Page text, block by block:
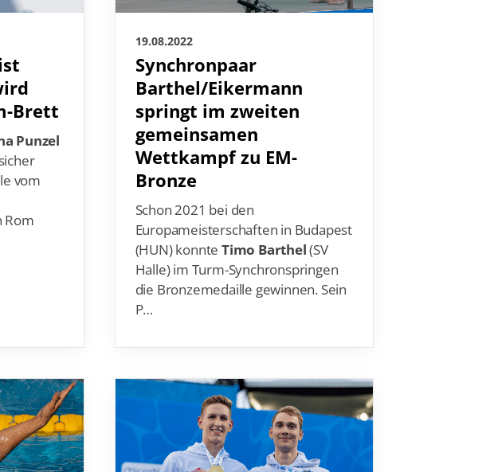
Brett
Punzel
vom
Rom
19.08.2022
Synchronpaar
Barthel/Eikermann
springt im zweiten
gemeinsamen
Wettkampf zu EM-
Bronze
Schon 2021 bei den
Europameisterschaften in Budapest
(HUN) konnteTimo Barthel(SV
Halle) im Turm-Synchronspringen
die Bronzemedaille gewinnen. Sein
P…